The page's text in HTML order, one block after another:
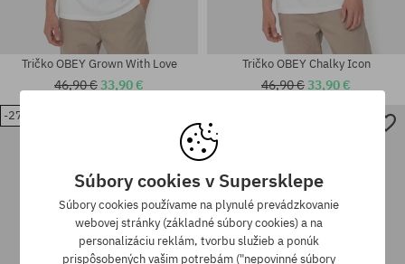
Dostupné veľkosti:
Tričko OBEY Grown With Love
46,90 €33,90 €
Tričko OBEY Chalky Icon
46,90 €33,90 €
-27%
Súbory cookies v Supersklepe
Súbory cookies používame na plynulé prevádzkovanie
webovej stránky (základné súbory cookies) a na
personalizáciu reklám, tvorbu služieb a ponúk
prispôsobených vašim potrebám ("nepovinné súbory